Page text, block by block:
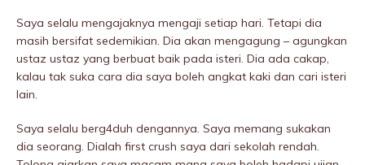
Saya selalu mengajaknya mengaji setiap hari. Tetapi dia
masih bersifat sedemikian. Dia akan mengagung – agungkan
ustaz ustaz yang berbuat baik pada isteri. Dia ada cakap,
kalau tak suka cara dia saya boleh angkat kaki dan cari isteri
lain.
Saya selalu berg4duh dengannya. Saya memang sukakan
dia seorang. Dialah first crush saya dari sekolah rendah.